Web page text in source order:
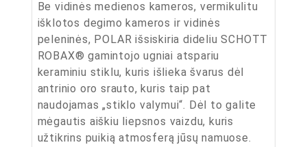
Be vidinės medienos kameros, vermikulitu
išklotos degimo kameros ir vidinės
peleninės, POLAR išsiskiria dideliu SCHOTT
ROBAX® gamintojo ugniai atspariu
keraminiu stiklu, kuris išlieka švarus dėl
antrinio oro srauto, kuris taip pat
naudojamas „stiklo valymui“. Dėl to galite
mėgautis aiškiu liepsnos vaizdu, kuris
užtikrins puikią atmosferą jūsų namuose.